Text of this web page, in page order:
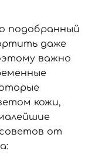
подобранный
даже
важно
кожи,
от